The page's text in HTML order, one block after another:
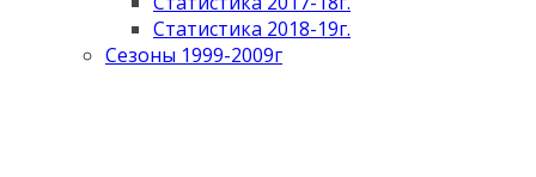
Статистика 2018-19г.
Сезоны 1999-2009г